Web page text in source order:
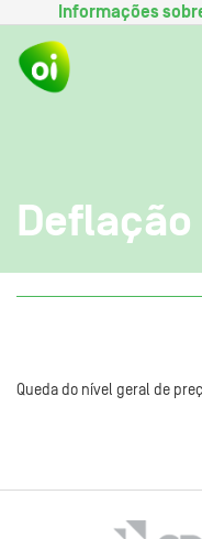
Informações
Deflação
Queda do nível geral de